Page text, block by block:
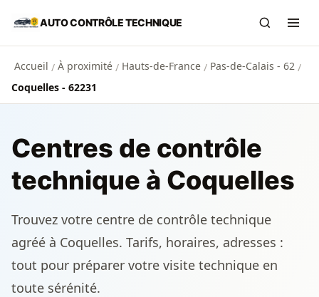
Aller au contenu principal
AUTO CONTRÔLE TECHNIQUE
Accueil / À proximité / Hauts-de-France / Pas-de-Calais - 62 /
Coquelles - 62231
Centres de contrôle
technique à Coquelles
Trouvez votre centre de contrôle technique
agréé à Coquelles. Tarifs, horaires, adresses :
tout pour préparer votre visite technique en
toute sérénité.